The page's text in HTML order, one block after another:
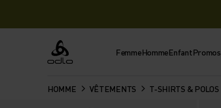
Odlo FemmeHommeEnfantPromos
HOMME VÊTEMENTS T-SHIRTS & POLOS